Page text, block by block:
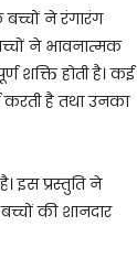
ने रंगारंग
ने भावनात्मक
शक्ति होती है। कई
करती है तथा उनका
इस प्रस्तुति ने
की शानदार